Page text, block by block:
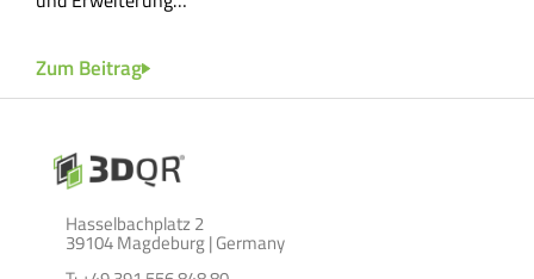
Zum Beitrag
Hasselbachplatz 2
39104 Magdeburg | Germany